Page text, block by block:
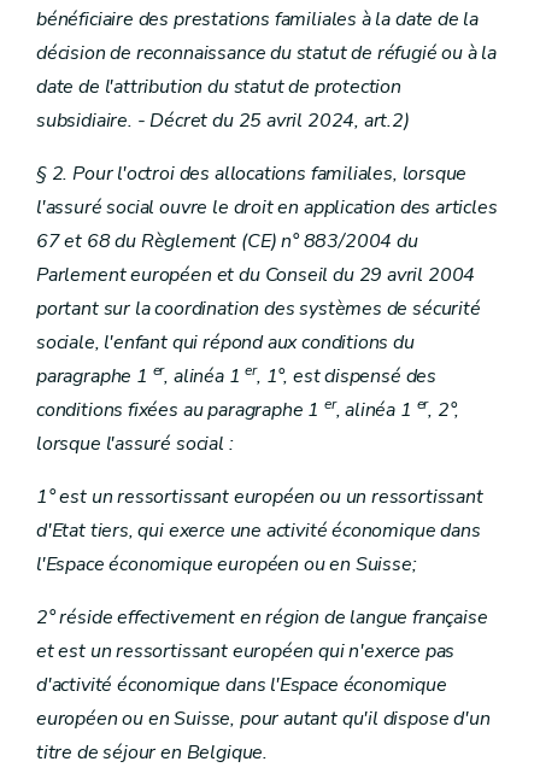
bénéficiaire des prestations familiales à la date de la
décision de reconnaissance du statut de réfugié ou à la
date de l'attribution du statut de protection
subsidiaire. - Décret du 25 avril 2024, art.2)
§ 2. Pour l'octroi des allocations familiales, lorsque
l'assuré social ouvre le droit en application des articles
67 et 68 du Règlement (CE) n° 883/2004 du
Parlement européen et du Conseil du 29 avril 2004
portant sur la coordination des systèmes de sécurité
sociale, l'enfant qui répond aux conditions du
paragraphe 1 er, alinéa 1er, 1°, est dispensé des
conditions fixées au paragraphe 1 er, alinéa 1 er, 2°,
lorsque l'assuré social :
1° est un ressortissant européen ou un ressortissant
d'Etat tiers, qui exerce une activité économique dans
l'Espace économique européen ou en Suisse;
2° réside effectivement en région de langue française
et est un ressortissant européen qui n'exerce pas
d'activité économique dans l'Espace économique
européen ou en Suisse, pour autant qu'il dispose d'un
titre de séjour en Belgique.